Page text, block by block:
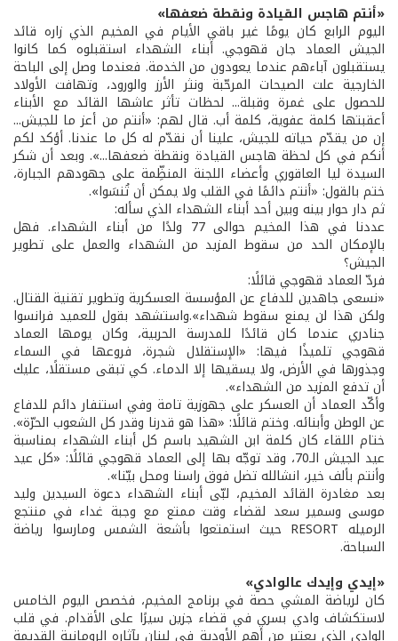
«أنتم هاجس القيادة ونقطة ضعفها»
اليوم الرابع كان يومًا غير باقي الأيام في المخيم الذي زاره قائد
الجيش العماد جان قهوجي. أبناء الشهداء استقبلوه كما كانوا
يستقبلون آباءهم عندما يعودون من الخدمة. فعندما وصل إلى الباحة
الخارجية علت الصيحات المرحّبة ونثر الأرز والورود، وتهافت الأولاد
للحصول على غمرة وقبلة... لحظات تأثر عاشها القائد مع الأبناء
أعقبتها كلمة عفوية، كلمة أب. قال لهم: «أنتم من أعز ما للجيش...
إن من يقدّم حياته للجيش، علينا أن نقدّم له كل ما عندنا. أؤكد لكم
أنكم في كل لحظة هاجس القيادة ونقطة ضعفها...». وبعد أن شكر
السيدة ليا العاقوري وأعضاء اللجنة المنظِّمة على جهودهم الجبارة،
ختم بالقول: «أنتم دائمًا في القلب ولا يمكن أن تُنسَوا».
ثم دار حوار بينه وبين أحد أبناء الشهداء الذي سأله:
عددنا في هذا المخيم حوالى 77 ولدًا من أبناء الشهداء. فهل
بالإمكان الحد من سقوط المزيد من الشهداء والعمل على تطوير
الجيش؟
فردّ العماد قهوجي قائلًا:
«نسعى جاهدين للدفاع عن المؤسسة العسكرية وتطوير تقنية القتال.
ولكن هذا لن يمنع سقوط شهداء».واستشهد بقول للعميد فرانسوا
جنادري عندما كان قائدًا للمدرسة الحربية، وكان يومها العماد
قهوجي تلميذًا فيها: «الإستقلال شجرة، فروعها في السماء
وجذورها في الأرض، ولا يسقيها إلا الدماء. كي تبقى مستقلًا، عليك
أن تدفع المزيد من الشهداء».
وأكّد العماد أن العسكر على جهوزية تامة وفي استنفار دائم للدفاع
عن الوطن وأبنائه. وختم قائلًا: «هذا هو قدرنا وقدر كل الشعوب الحرّة».
ختام اللقاء كان كلمة ابن الشهيد باسم كل أبناء الشهداء بمناسبة
عيد الجيش الـ70، وقد توجّه بها إلى العماد قهوجي قائلًا: «كل عيد
وأنتم بألف خير، انشالله تضل فوق راسنا ومحل بيّنا».
بعد مغادرة القائد المخيم، لبّى أبناء الشهداء دعوة السيدين وليد
موسى وسمير سعد لقضاء وقت ممتع مع وجبة غداء في منتجع
الرميله RESORT حيث استمتعوا بأشعة الشمس ومارسوا رياضة
السباحة.
«إيدي وإيدك عالوادي»
كان لرياضة المشي حصة في برنامج المخيم، فخصص اليوم الخامس
لاستكشاف وادي بسري في قضاء جزين سيرًا على الأقدام. في قلب
الوادي الذي يعتبر من أهم الأودية في لبنان بآثاره الرومانية القديمة